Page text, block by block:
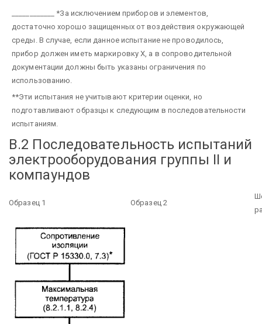
*За исключением приборов и элементов,
достаточно хорошо защищенных от воздействия окружающей
среды. В случае, если данное испытание не проводилось,
прибор должен иметь маркировку X, а в сопроводительной
документации должны быть указаны ограничения по
использованию.
**Эти испытания не учитывают критерии оценки, но
подготавливают образцы к следующим в последовательности
испытаниям.
В.2 Последовательность испытаний
электрооборудования группы II и
компаундов
Образец 1 Образец 2